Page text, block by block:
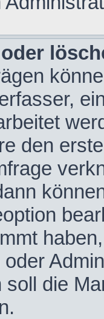
den
die